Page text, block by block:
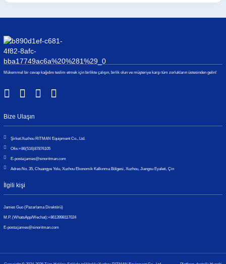
Mükemmel bir cevap kağıdını teslim etmek için birlikte çalışın, birlik olun ve müşteriye karşı tüm zorlukların üstesinden gelin!
Bize Ulaşın
Şirket:Xuzhou RITMAN Equipment Co., Ltd.
Ofis:+86(516)87876105
E-posta:james@sinoritman.com
Adres:No. 35, Chuangye Yolu, Xuzhou Ekonomik Kalkınma Bölgesi, Xuzhou, Jiangsu Eyaleti, Çin
İlgili kişi
James Guo (Pazarlama Direktörü)
M.P. (WhatsApp/Wechat):+8613998117024
E-posta:james@sinoritman.com